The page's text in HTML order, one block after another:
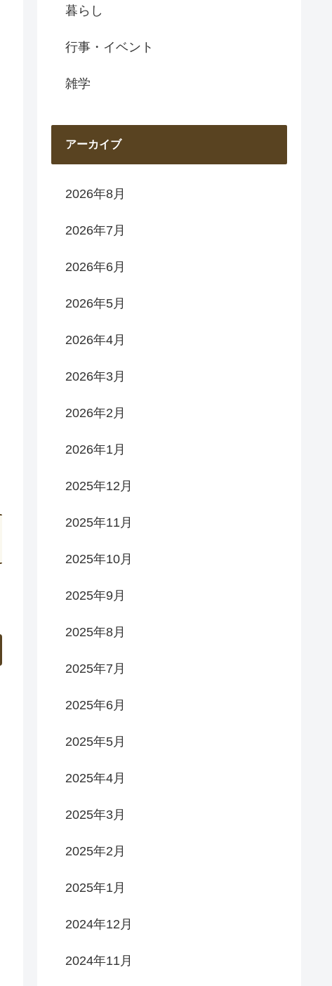
暮らし
行事・イベント
雑学
アーカイブ
2026年8月
2026年7月
2026年6月
2026年5月
2026年4月
2026年3月
2026年2月
2026年1月
2025年12月
2025年11月
2025年10月
2025年9月
2025年8月
2025年7月
2025年6月
2025年5月
2025年4月
2025年3月
2025年2月
2025年1月
2024年12月
2024年11月